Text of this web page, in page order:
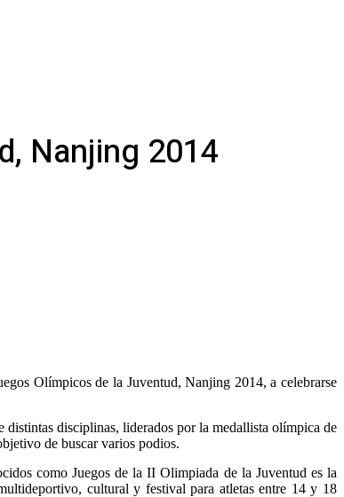
Nanjing 2014
Olímpicos de la Juventud, Nanjing 2014, a celebrarse
distintas disciplinas, liderados por la medallista olímpica de
de buscar varios podios.
como Juegos de la II Olimpiada de la Juventud es la
cultural y festival para atletas entre 14 y 18